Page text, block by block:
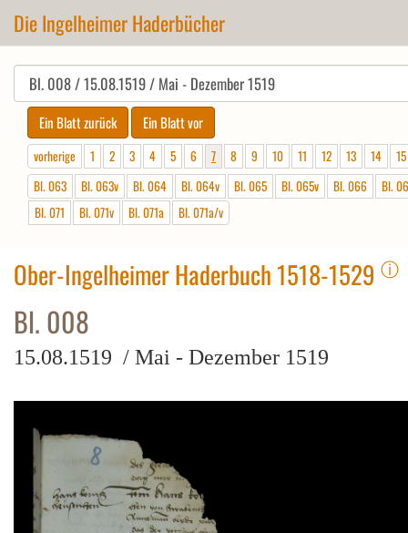
Die Ingelheimer Haderbücher
vorherige 1 2 3 4 5 6 7 8 9 10 11 12 13 14
15
Bl. 063
Bl. 063v Bl. 064 Bl. 064v Bl. 065 Bl. 065v Bl. 066
Bl.
Bl. 071
Bl. 071v Bl. 071a Bl. 071a/v
Ober-Ingelheimer Haderbuch 1518-1529 ⓘ
Bl. 008
15.08.1519 / Mai - Dezember 1519